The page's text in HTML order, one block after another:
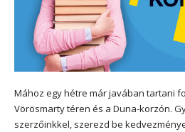
Mához egy hétre már javában tartani
Vörösmarty téren és a Duna-korzón.
szerzőinkkel, szerezd be